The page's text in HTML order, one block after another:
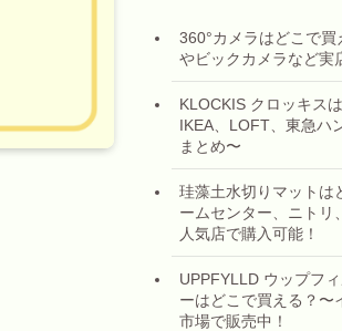
360°カメラはどこで
やビックカメラなど実
KLOCKIS クロッキス
IKEA、LOFT、東急ハ
まとめ〜
珪藻土水切りマットは
ームセンター、ニトリ
人気店で購入可能！
UPPFYLLD ウップフ
ーはどこで買える？〜
市場で販売中！